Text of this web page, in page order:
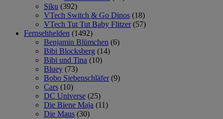
Siku (392)
VTech Switch & Go Dinos (18)
VTech Tut Tut Baby Flitzer (57)
Fernsehhelden (1492)
Benjamin Blümchen (6)
Bibi Blocksberg (14)
Bibi und Tina (10)
Bluey (73)
Bobo Siebenschläfer (9)
Cars (10)
DC Universe (25)
Die Biene Maja (11)
Die Maus (30)